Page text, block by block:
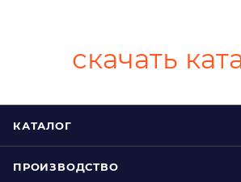
скачать
КАТАЛОГ
ПРОИЗВОДСТВО